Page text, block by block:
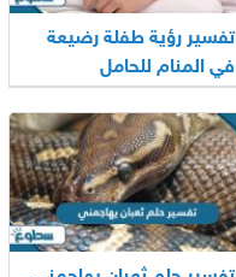
تفسير رؤية طفلة رضيعة
في المنام للحامل